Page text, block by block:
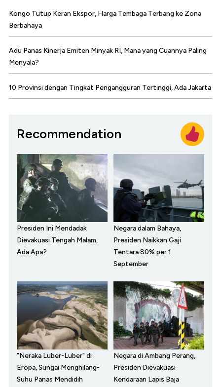
Kongo Tutup Keran Ekspor, Harga Tembaga Terbang ke Zona
Berbahaya
Adu Panas Kinerja Emiten Minyak RI, Mana yang Cuannya Paling
Menyala?
10 Provinsi dengan Tingkat Pengangguran Tertinggi, Ada Jakarta
Recommendation
Presiden Ini Mendadak
Dievakuasi Tengah Malam,
Ada Apa?
Negara dalam Bahaya,
Presiden Naikkan Gaji
Tentara 80% per 1
September
"Neraka Luber-Luber" di
Eropa, Sungai Menghilang-
Suhu Panas Mendidih
Negara di Ambang Perang,
Presiden Dievakuasi
Kendaraan Lapis Baja